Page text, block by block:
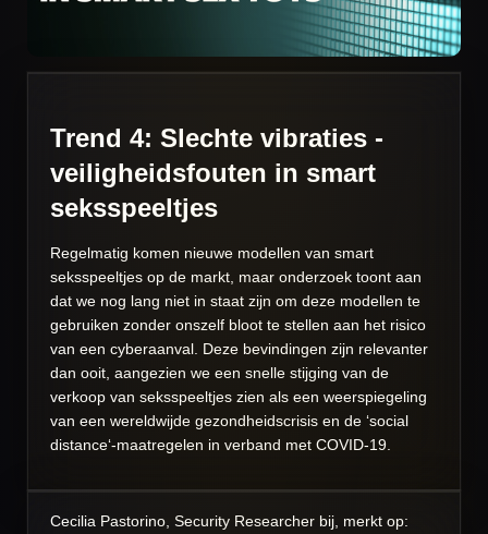
Trend 4: Slechte vibraties -
veiligheidsfouten in smart
seksspeeltjes
Regelmatig komen nieuwe modellen van smart
seksspeeltjes op de markt, maar onderzoek toont aan
dat we nog lang niet in staat zijn om deze modellen te
gebruiken zonder onszelf bloot te stellen aan het risico
van een cyberaanval. Deze bevindingen zijn relevanter
dan ooit, aangezien we een snelle stijging van de
verkoop van seksspeeltjes zien als een weerspiegeling
van een wereldwijde gezondheidscrisis en de ‘social
distance‘-maatregelen in verband met COVID-19.
Cecilia Pastorino, Security Researcher bij, merkt op: